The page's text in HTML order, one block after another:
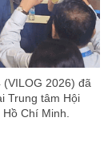
2026) đã
Trung tâm Hội
Chí Minh.